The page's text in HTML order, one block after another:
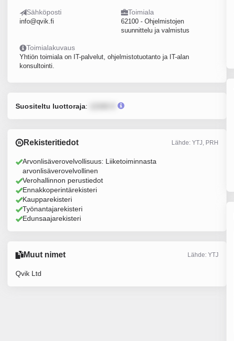
Sähköposti
info@qvik.fi
Toimiala
62100 - Ohjelmistojen
suunnittelu ja valmistus
Toimialakuvaus
Yhtiön toimiala on IT-palvelut, ohjelmistotuotanto ja IT-alan
konsultointi.
Suositeltu luottoraja:
Rekisteritiedot Lähde: YTJ, PRH
Arvonlisäverovelvollisuus: Liiketoiminnasta
arvonlisäverovelvollinen
Verohallinnon perustiedot
Ennakkoperintärekisteri
Kaupparekisteri
Työnantajarekisteri
Edunsaajarekisteri
Muut nimet Lähde: YTJ
Qvik Ltd